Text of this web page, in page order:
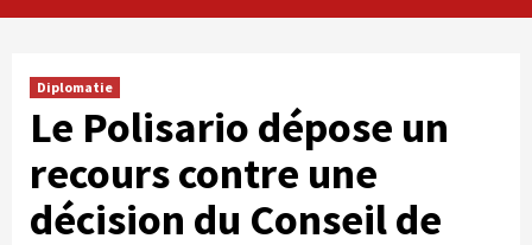
Diplomatie
Le Polisario dépose un
recours contre une
décision du Conseil de